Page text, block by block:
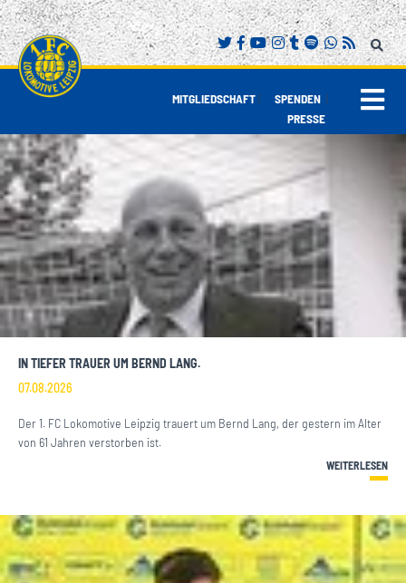
MITGLIEDSCHAFT| SPENDEN |
PRESSE
IN TIEFER TRAUER UM BERND LANG.
07.08.2026
Der 1. FC Lokomotive Leipzig trauert um Bernd Lang, der gestern im Alter
von 61 Jahren verstorben ist.
WEITERLESEN